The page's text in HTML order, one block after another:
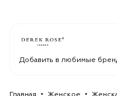
Добавить в любимые